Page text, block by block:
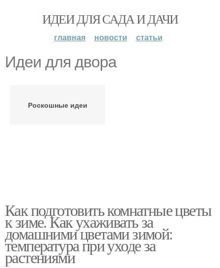
ИДЕИ ДЛЯ САДА И ДАЧИ
главная новости статьи
Идеи для двора
Роскошные идеи
Как подготовить комнатные цветы
к зиме. Как ухаживать за
домашними цветами зимой:
температура при уходе за
растениями